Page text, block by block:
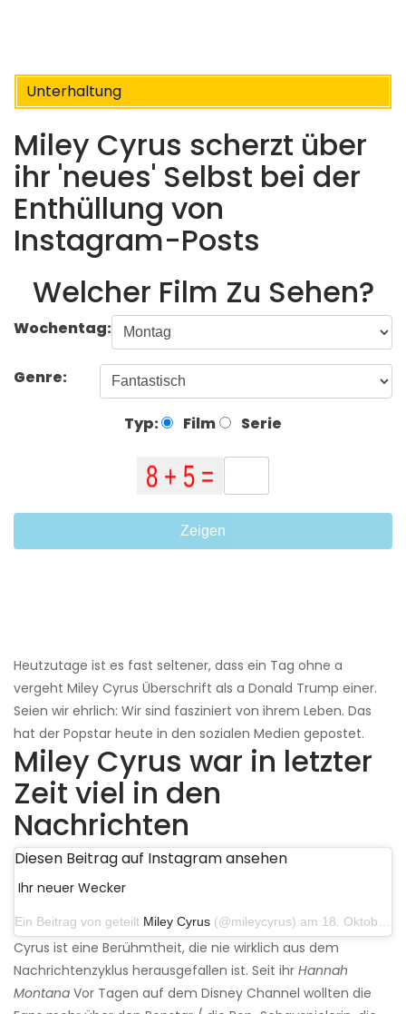
Unterhaltung
Miley Cyrus scherzt über
ihr 'neues' Selbst bei der
Enthüllung von
Instagram-Posts
Welcher Film Zu Sehen?
Wochentag:
Genre:
Typ: Film Serie
Zeigen
Heutzutage ist es fast seltener, dass ein Tag ohne a
vergeht Miley Cyrus Überschrift als a Donald Trump einer.
Seien wir ehrlich: Wir sind fasziniert von ihrem Leben. Das
hat der Popstar heute in den sozialen Medien gepostet.
Miley Cyrus war in letzter
Zeit viel in den
Nachrichten
Diesen Beitrag auf Instagram ansehen
Ihr neuer Wecker
Ein Beitrag von geteilt Miley Cyrus (@mileycyrus) am 18. Oktober 2019 um 19:03 Uhr PDT
Cyrus ist eine Berühmtheit, die nie wirklich aus dem
Nachrichtenzyklus herausgefallen ist. Seit ihr Hannah
Montana Vor Tagen auf dem Disney Channel wollten die